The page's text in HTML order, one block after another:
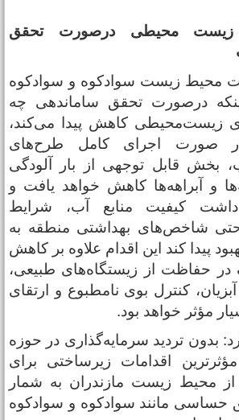
محیطی درصورت تحقق
محیط زیست سوادکوه و سوادکوه
درصورت تحقق ساماندهی چه
زیست‌محیطی کاهش پیدا می‌کند،
صورت اجرای کامل طرح‌های
بخش قابل توجهی از بار آلودگی
و آبراهه‌ها کاهش خواهد یافت و
کیفیت منابع آب، شرایط
شاخص‌های بهداشتی منطقه به
کند این اقدام علاوه بر کاهش
حفاظت از زیستگاه‌های طبیعی،
کنترل بوی نامطبوع و ارتقای
خواهد بود.
تردید سرمایه‌گذاری در حوزه
اقدامات زیرساختی برای
محیط زیست مازندران به شمار
مانند سوادکوه و سوادکوه